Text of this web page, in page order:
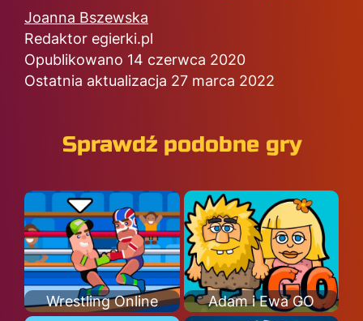
Joanna Bszewska
Redaktor egierki.pl
Opublikowano 14 czerwca 2020
Ostatnia aktualizacja 27 marca 2022
Sprawdź podobne gry
Wrestling Online Adam i Ewa GO